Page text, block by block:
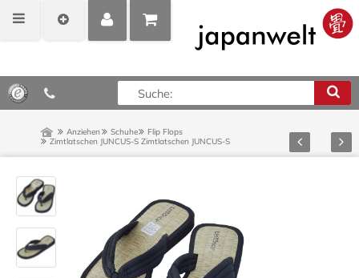
MEIN
POSITIONEN
ANZEIGEN
0,00 €*
Anziehen Schuhe
Flip Flops
Zimtlatschen JUNCUS-SZimtlatschen JUNCUS-S Zurück Vor